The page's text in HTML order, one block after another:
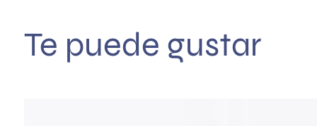
Te puede gustar